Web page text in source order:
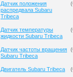
Датчик положения
распредвала Subaru
Tribeca
(
Датчик температуры
жидкости Subaru Tribeca
(
Датчик частоты вращения
Subaru Tribeca
(
Двигатель Subaru Tribeca (